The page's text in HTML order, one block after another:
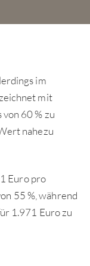
im
mit
60 % zu
nahezu
Euro pro
55 %, während
1.971 Euro zu